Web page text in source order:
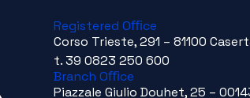
Registered Oﬃce
Corso Trieste, 291 – 81100
t. 39 0823 250 600
Branch Oﬃce
Piazzale Giulio Douhet, 25 –